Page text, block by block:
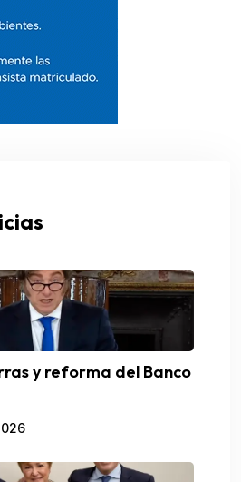
y reforma del Banco